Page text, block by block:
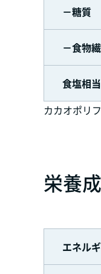
－糖質
－食物
食塩相
カカオポリ
栄養
エネル